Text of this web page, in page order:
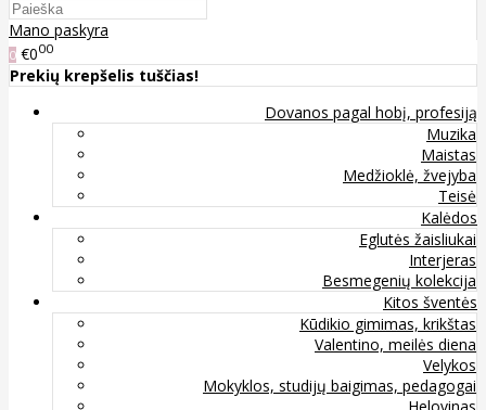
Mano paskyra
0 €000
Prekių krepšelis tuščias!
Dovanos pagal hobį, profesiją
Muzika
Maistas
Medžioklė, žvejyba
Teisė
Kalėdos
Eglutės žaisliukai
Interjeras
Besmegenių kolekcija
Kitos šventės
Kūdikio gimimas, krikštas
Valentino, meilės diena
Velykos
Mokyklos, studijų baigimas, pedagogai
Helovinas